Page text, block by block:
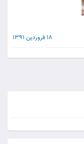
18 فروردین 1391